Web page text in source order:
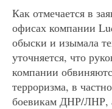
Как отмечается в
офисах компании
обыски и изымала
уточняется, что
компании
терроризма, в
боевикам ДНР/ЛНР,